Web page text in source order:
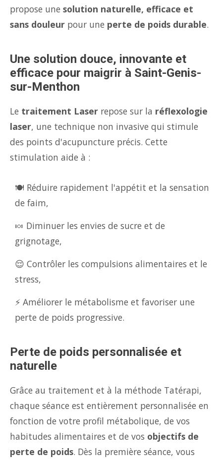
propose une solution naturelle, efficace et
sans douleur pour une perte de poids durable.
Une solution douce, innovante et
efficace pour maigrir à Saint-Genis-
sur-Menthon
Le traitement Laser repose sur la réflexologie
laser, une technique non invasive qui stimule
des points d'acupuncture précis. Cette
stimulation aide à :
🍽️ Réduire rapidement l'appétit et la sensation
de faim,
🍬 Diminuer les envies de sucre et de
grignotage,
😌 Contrôler les compulsions alimentaires et le
stress,
⚡ Améliorer le métabolisme et favoriser une
perte de poids progressive.
Perte de poids personnalisée et
naturelle
Grâce au traitement et à la méthode Tatérapi,
chaque séance est entièrement personnalisée en
fonction de votre profil métabolique, de vos
habitudes alimentaires et de vos objectifs de
perte de poids. Dès la première séance, vous